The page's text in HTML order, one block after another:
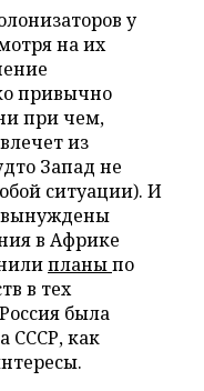
у
на их
привычно
при чем,
из
Запад не
ситуации). И
вынуждены
в Африке
планыпо
в тех
была
СССР, как